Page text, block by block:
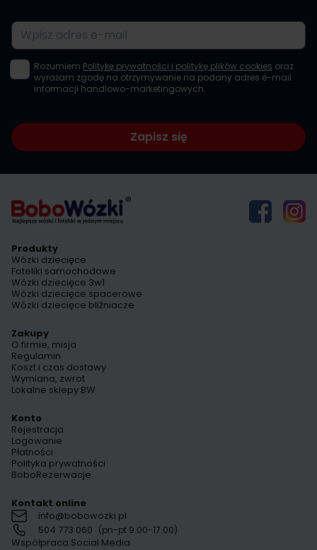
Adres e-mail
Rozumiem Politykę prywatności i politykę plików cookies oraz
wyrażam zgodę na otrzymywanie na podany adres e-mail
informacji handlowo-marketingowych.
Zapisz się
Produkty
Wózki dziecięce
Foteliki samochodowe
Wózki dziecięce 3w1
Wózki dziecięce spacerowe
Wózki dziecięce bliźniacze
Zakupy
O firmie, misja
Regulamin
Koszt i czas dostawy
Wymiana, zwrot
Lokalne sklepy BW
Konto
Rejestracja
Logowanie
Płatności
Polityka prywatności
BoboRezerwacje
Kontakt online
info@bobowozki.pl
504 773 060 (pn-pt 9.00-17.00)
Współpraca Social Media